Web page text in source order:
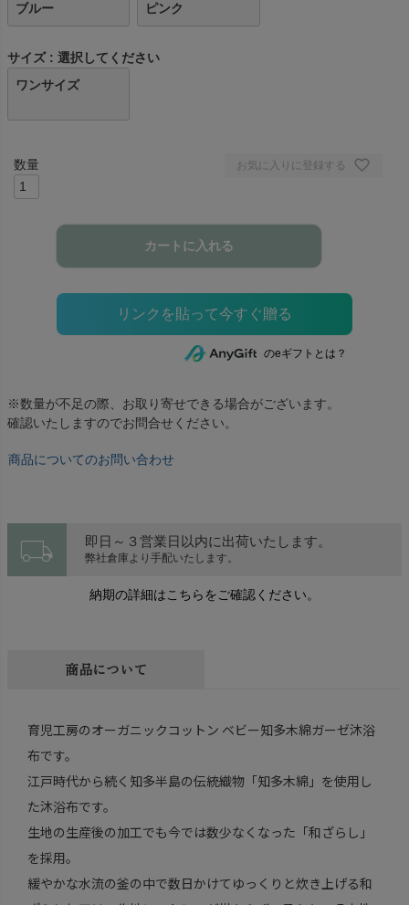
ブルー ピンク
サイズ
選択してください
ワンサイズ
お気に入りに登録する
カートに入れる
のeギフトとは？
※数量が不足の際、お取り寄せできる場合がございます。
確認いたしますのでお問合せください。
商品についてのお問い合わせ
local_shipping 即日～３営業日以内に出荷いたします。
弊社倉庫より手配いたします。
納期の詳細はこちらをご確認ください。
商品について
育児工房のオーガニックコットン ベビー知多木綿ガーゼ沐浴
布です。
江戸時代から続く知多半島の伝統織物「知多木綿」を使用し
た沐浴布です。
生地の生産後の加工でも今では数少なくなった「和ざらし」
を採用。
緩やかな水流の釜の中で数日かけてゆっくりと炊き上げる和